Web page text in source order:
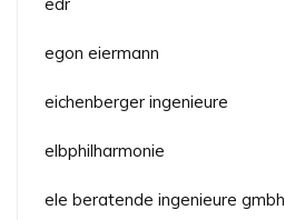
egon eiermann
eichenberger ingenieure
elbphilharmonie
ele beratende ingenieure gmbh